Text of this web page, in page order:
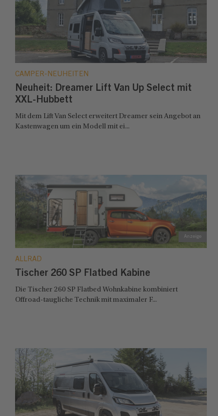
CAMPER-NEUHEITEN
Neuheit: Dreamer Lift Van Up Select mit
XXL-Hubbett
Mit dem Lift Van Select erweitert Dreamer sein Angebot an
Kastenwagen um ein Modell mit ei...
ALLRAD
Tischer 260 SP Flatbed Kabine
Die Tischer 260 SP Flatbed Wohnkabine kombiniert
Offroad-taugliche Technik mit maximaler F...